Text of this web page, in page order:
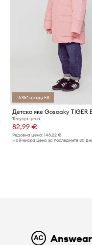
-5%* с код: FS
Детско яке Gosoaky TIGER
Текуща цена:
82,99 €
Редовна цена: 148,22 €
Най-ниска цена за последните 30